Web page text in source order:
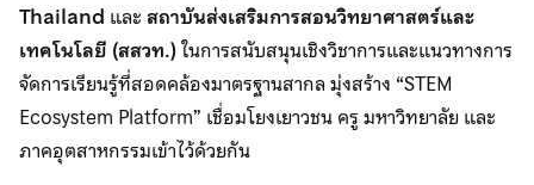
Thailand และสถาบันส่งเสริมการสอนวิทยาศาสตร์และ
เทคโนโลยี (สสวท.)ในการสนับสนุนเชิงวิชาการและแนวทางการ
จัดการเรียนรู้ที่สอดคล้องมาตรฐานสากล มุ่งสร้าง “STEM
Ecosystem Platform” เชื่อมโยงเยาวชน ครู มหาวิทยาลัย และ
ภาคอุตสาหกรรมเข้าไว้ด้วยกัน